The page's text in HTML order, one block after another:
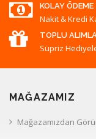
KOLAY ÖDEME
Nakit & Kredi
TOPLU
Süpriz
MAĞAZAMIZ
Mağazamızdan